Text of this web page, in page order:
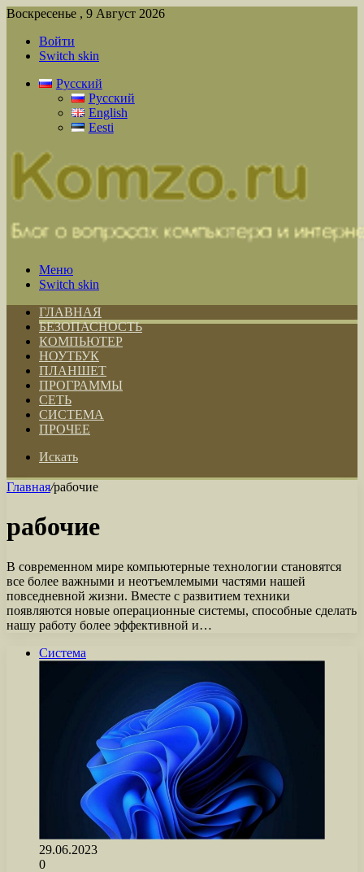
Воскресенье , 9 Август 2026
Войти
Switch skin
Русский
Русский
English
Eesti
Меню
Switch skin
ГЛАВНАЯ
БЕЗОПАСНОСТЬ
КОМПЬЮТЕР
НОУТБУК
ПЛАНШЕТ
ПРОГРАММЫ
СЕТЬ
СИСТЕМА
ПРОЧЕЕ
Искать
Главная/рабочие
рабочие
В современном мире компьютерные технологии становятся
все более важными и неотъемлемыми частями нашей
повседневной жизни. Вместе с развитием техники
появляются новые операционные системы, способные сделать
нашу работу более эффективной и…
Система
29.06.2023
0